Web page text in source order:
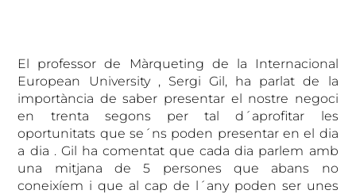
El professor de Màrqueting de la Internacional
European
University , Sergi Gil, ha parlat de la
importància de saber presentar el nostre negoci
en trenta segons per tal d´aprofitar les
oportunitats que se´ns poden presentar en el dia
a dia . Gil ha comentat que cada dia parlem amb
una mitjana de 5 persones que abans no
coneixíem i que al cap de l´any poden ser unes